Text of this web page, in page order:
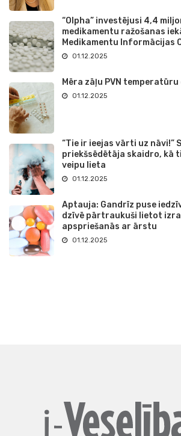
“Olpha” investējusi 4,4
medikamentu ražošanas
Medikamentu Informācijas
01.12.2025
Mēra zāļu PVN
01.12.2025
“Tie ir ieejas vārti uz nāvi!”
priekšsēdētāja skaidro, kā
veipu lieta
01.12.2025
Aptauja: Gandrīz puse
dzīvē pārtraukuši lietot
apspriešanās ar ārstu
01.12.2025